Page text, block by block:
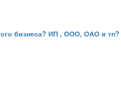
бизнеса? ИП , ООО, ОАО и